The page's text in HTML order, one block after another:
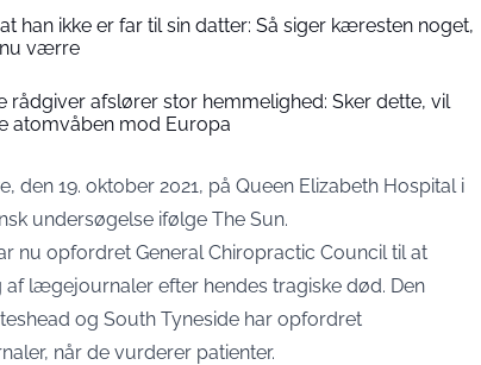
han ikke er far til sin datter: Så siger kæresten noget,
værre
rådgiver afslører stor hemmelighed: Sker dette, vil
atomvåben mod Europa
den 19. oktober 2021, på Queen Elizabeth Hospital i
undersøgelse ifølge The Sun.
nu opfordret General Chiropractic Council til at
lægejournaler efter hendes tragiske død. Den
og South Tyneside har opfordret
når de vurderer patienter.